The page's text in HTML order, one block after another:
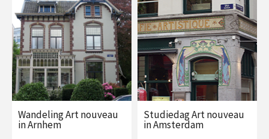
Wandeling Art nouveau
in Arnhem
Studiedag Art nouveau
in Amsterdam